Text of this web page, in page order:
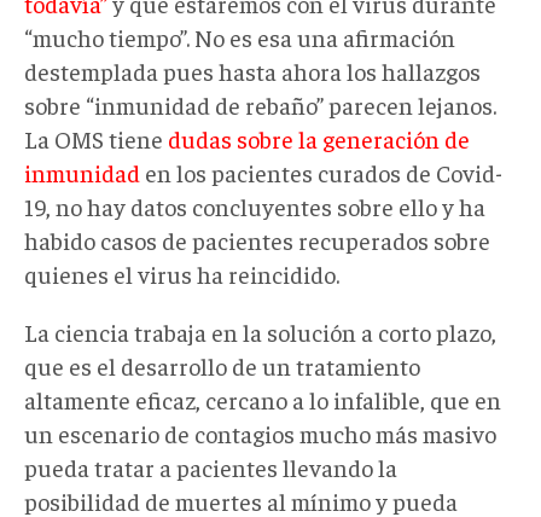
“mucho tiempo”. No es esa una afirmación
destemplada pues hasta ahora los hallazgos
sobre “inmunidad de rebaño” parecen lejanos.
La OMS tiene dudas sobre la generación de
inmunidad en los pacientes curados de Covid-
19, no hay datos concluyentes sobre ello y ha
habido casos de pacientes recuperados sobre
quienes el virus ha reincidido.
La ciencia trabaja en la solución a corto plazo,
que es el desarrollo de un tratamiento
altamente eficaz, cercano a lo infalible, que en
un escenario de contagios mucho más masivo
pueda tratar a pacientes llevando la
posibilidad de muertes al mínimo y pueda